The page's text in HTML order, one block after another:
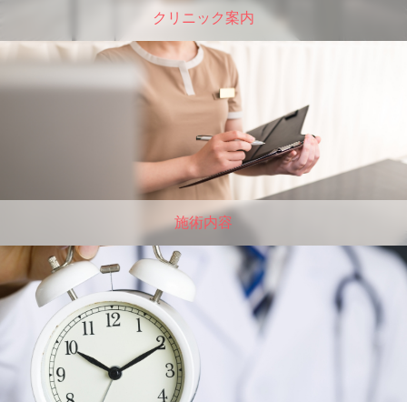
クリニック案内
施術内容